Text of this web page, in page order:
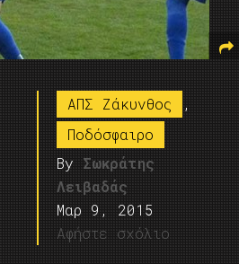
ΑΠΣ Ζάκυνθος
,
Ποδόσφαιρο
By Σωκράτης
Λειβαδάς
Μαρ 9, 2015
Αφήστε σχόλιο